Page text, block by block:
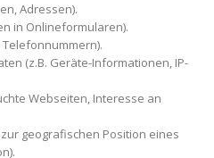
Adressen).
in Onlineformularen).
Telefonnummern).
(z.B. Geräte-Informationen, IP-
Webseiten, Interesse an
geografischen Position eines